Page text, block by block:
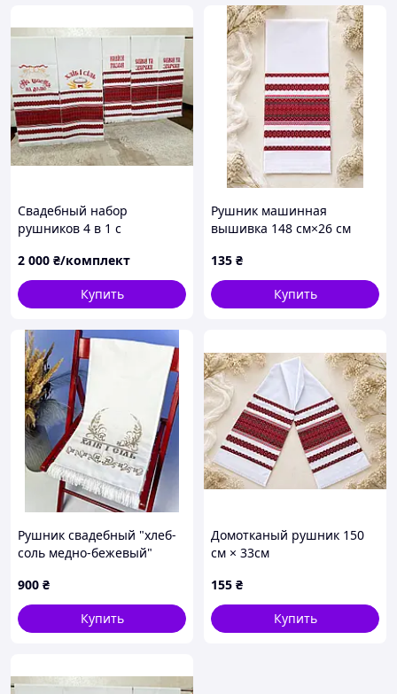
Свадебный набор
рушников 4 в 1 с
«На счастьє на судьбу»,
«Навеки вместе», «Спаси и
сохрани»
2 000 ₴/комплект
Купить
Рушник машинная
вышивка 148 см×26 см
135 ₴
Купить
Рушник свадебный "хлеб-
соль медно-бежевый"
900 ₴
Купить
Домотканый рушник 150
см × 33см
155 ₴
Купить